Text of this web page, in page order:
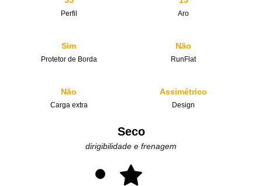
Perfil Aro
Sim
Protetor de Borda
Não
RunFlat
Não
Carga extra
Assimétrico
Design
Seco
dirigibilidade e frenagem